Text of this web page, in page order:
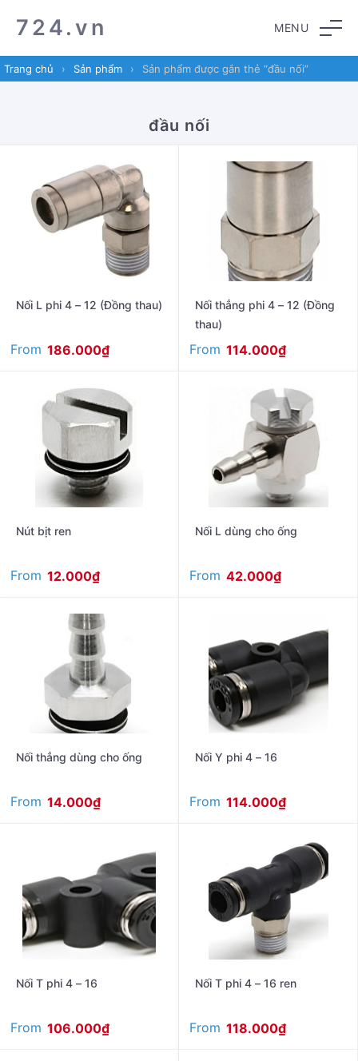
to
navigation
to
content
724.vn MENU
Trang chủ › Sản phẩm › Sản phẩm được gắn thẻ “đầu nối”
đầu nối
Nối L phi 4 – 12 (Đồng thau)
From 186.000₫
Nối thẳng phi 4 – 12 (Đồng
thau)
From 114.000₫
Nút bịt ren
From 12.000₫
Nối L dùng cho ống
From 42.000₫
Nối thẳng dùng cho ống
From 14.000₫
Nối Y phi 4 – 16
From 114.000₫
Nối T phi 4 – 16
From 106.000₫
Nối T phi 4 – 16 ren
From 118.000₫